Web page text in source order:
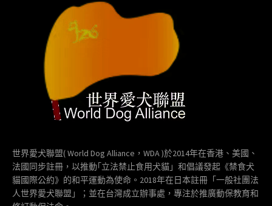
世界愛犬聯盟( World Dog Alliance，WDA )於2014年在香港、美國、
法國同步註冊，以推動｢立法禁止食用犬貓」和倡議發起《禁食犬
貓國際公約》的和平運動為使命。2018年在日本註冊「一般社團法
人世界愛犬聯盟」；並在台灣成立辦事處，專注於推廣動保教育和